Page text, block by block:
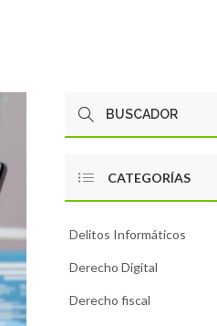
CATEGORÍAS
Delitos Informáticos
Derecho Digital
Derecho fiscal